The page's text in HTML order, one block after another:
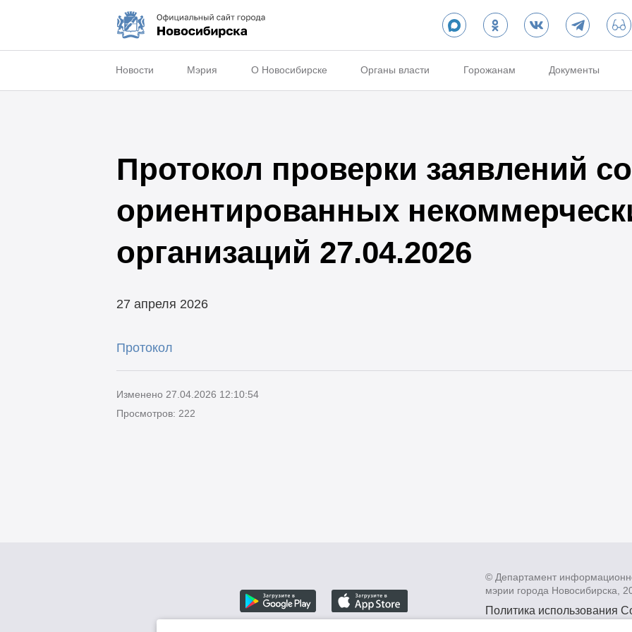
Новости Мэрия О Новосибирске Органы власти Горожанам Документы
Протокол проверки заявлений
ориентированных
организаций 27.04.2026
27 апреля 2026
Протокол
Изменено 27.04.2026 12:10:54
Просмотров: 222
© Департамент
мэрии города Новосибирска,
Политика использования